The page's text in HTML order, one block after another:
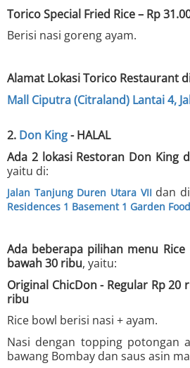
Torico Special Fried Rice – Rp
Berisi nasi goreng ayam.
Alamat Lokasi Torico Restaurant
Mall Ciputra (Citraland) Lantai 4,
2. Don King- HALAL
Ada 2 lokasi Restoran Don King
yaitu di:
Jalan Tanjung Duren Utara VII dan
Residences 1 Basement 1 Garden
Ada beberapa pilihan menu
bawah 30 ribu, yaitu:
Original ChicDon - Regular Rp 20
ribu
Rice bowl berisi nasi + ayam.
Nasi dengan topping potongan
bawang Bombay dan saus asin